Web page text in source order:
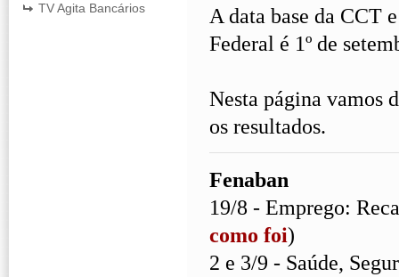
TV Agita Bancários
A data base da CCT
Federal é 1º de
Nesta página vamos
os resultados.
Fenaban
19/8 - Emprego:
como foi)
2 e 3/9 - Saúde,